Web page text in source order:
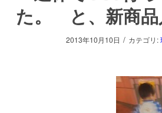
た。 と、新商品
2013年10月10日 / カテゴリ: